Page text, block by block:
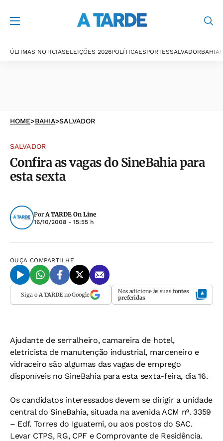
ÚLTIMAS NOTÍCIASELEIÇÕES 2026POLÍTICAESPORTESSALVADORBAHIA
HOME>BAHIA>SALVADOR
SALVADOR
Confira as vagas do SineBahia para
esta sexta
PorA TARDE On Line
16/10/2008 - 15:55 h
OUÇA COMPARTILHE
Siga o A TARDEno Google Nos adicione às suas fontes
preferidas
Ajudante de serralheiro, camareira de hotel,
eletricista de manutenção industrial, marceneiro e
vidraceiro são algumas das vagas de emprego
disponíveis no SineBahia para esta sexta-feira, dia 16.
Os candidatos interessados devem se dirigir a unidade
central do SineBahia, situada na avenida ACM nº. 3359
– Edf. Torres do Iguatemi, ou aos postos do SAC.
Levar CTPS, RG, CPF e Comprovante de Residência.